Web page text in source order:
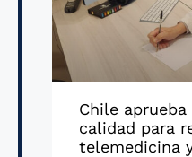
Chile
calidad para
telemedicina